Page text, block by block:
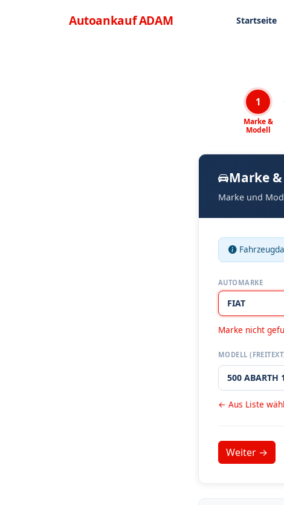
AutoankaufADAM Menü
Startseite
1
Marke &
Modell
Marke
Marke und
AUTOMARKE
Marke nicht
MODELL
← Aus Liste